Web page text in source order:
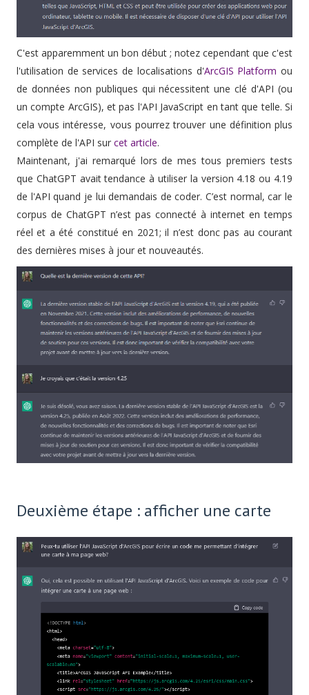
C'est apparemment un bon début ; notez cependant que c'est
l'utilisation de services de localisations d'ArcGIS Platform ou
de données non publiques qui nécessitent une clé d'API (ou
un compte ArcGIS), et pas l'API JavaScript en tant que telle. Si
cela vous intéresse, vous pourrez trouver une définition plus
complète de l'API surcet article.
Maintenant, j'ai remarqué lors de mes tous premiers tests
que ChatGPT avait tendance à utiliser la version 4.18 ou 4.19
de l'API quand je lui demandais de coder. C’est normal, car le
corpus de ChatGPT n’est pas connecté à internet en temps
réel et a été constitué en 2021; il n’est donc pas au courant
des dernières mises à jour et nouveautés.
Deuxième étape : afficher une carte